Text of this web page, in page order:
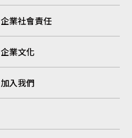
企業社會責任
企業文化
加入我們